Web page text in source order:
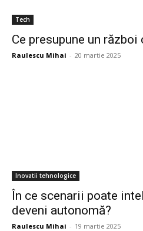
Tech
Ce presupune un
Raulescu Mihai - 20 martie 2025
Inovatii tehnologice
În ce scenarii poate
deveni autonomă?
Raulescu Mihai - 19 martie 2025